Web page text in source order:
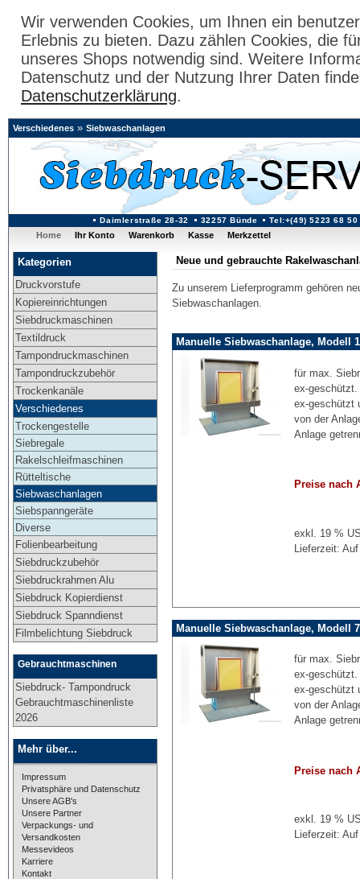
Wir verwenden Cookies, um Ihnen ein
Erlebnis zu bieten. Dazu zählen Cookies, die
unseres Shops notwendig sind. Weitere
Datenschutz und der Nutzung Ihrer Daten
Datenschutzerklärung.
Daimlerstraße 28-32 32257 Bünde Tel:+(49) 5223 68 50
Verschiedenes » Siebwaschanlagen
Home Ihr Konto Warenkorb Kasse Merkzettel
Kategorien
Druckvorstufe
Kopiereinrichtungen
Siebdruckmaschinen
Textildruck
Tampondruckmaschinen
Tampondruckzubehör
Trockenkanäle
Verschiedenes
Trockengestelle
Siebregale
Rakelschleifmaschinen
Rütteltische
Siebwaschanlagen
Siebspanngeräte
Diverse
Folienbearbeitung
Siebdruckzubehör
Siebdruckrahmen Alu
Siebdruck Kopierdienst
Siebdruck Spanndienst
Filmbelichtung Siebdruck
Gebrauchtmaschinen
Siebdruck- Tampondruck
Gebrauchtmaschinenliste
2026
Mehr über...
Impressum
Privatsphäre und Datenschutz
Unsere AGB's
Unsere Partner
Verpackungs- und
Versandkosten
Messevideos
Karriere
Kontakt
Neue und gebrauchte
Zu unserem Lieferprogramm gehören
Siebwaschanlagen.
Manuelle Siebwaschanlage, Modell
für max.
ex-geschützt.
ex-geschützt
von der
Anlage
Preise nach
exkl. 19 %
Lieferzeit:
Manuelle Siebwaschanlage, Modell
für max.
ex-geschützt.
ex-geschützt
von der
Anlage
Preise nach
exkl. 19 %
Lieferzeit: